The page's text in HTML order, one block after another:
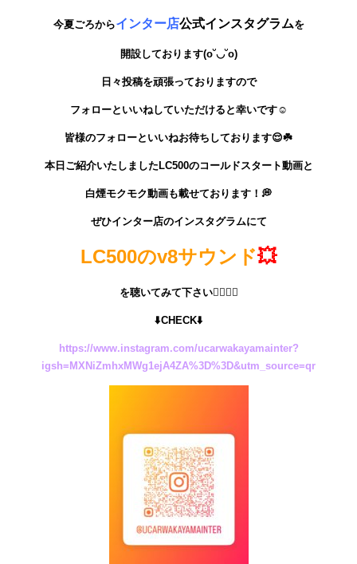
今夏ごろからインター店公式インスタグラムを
開設しております(o˘◡˘o)
日々投稿を頑張っておりますので
フォローといいねしていただけると幸いです☺️
皆様のフォローといいねお待ちしております😌☘️
本日ご紹介いたしましたLC500のコールドスタート動画と
白煙モクモク動画も載せております！💭
ぜひインター店のインスタグラムにて
LC500のv8サウンド💥
を聴いてみて下さい👂🏽👂🏽
⬇️CHECK⬇️
https://www.instagram.com/ucarwakayamainter?
igsh=MXNiZmhxMWg1ejA4ZA%3D%3D&utm_source=qr